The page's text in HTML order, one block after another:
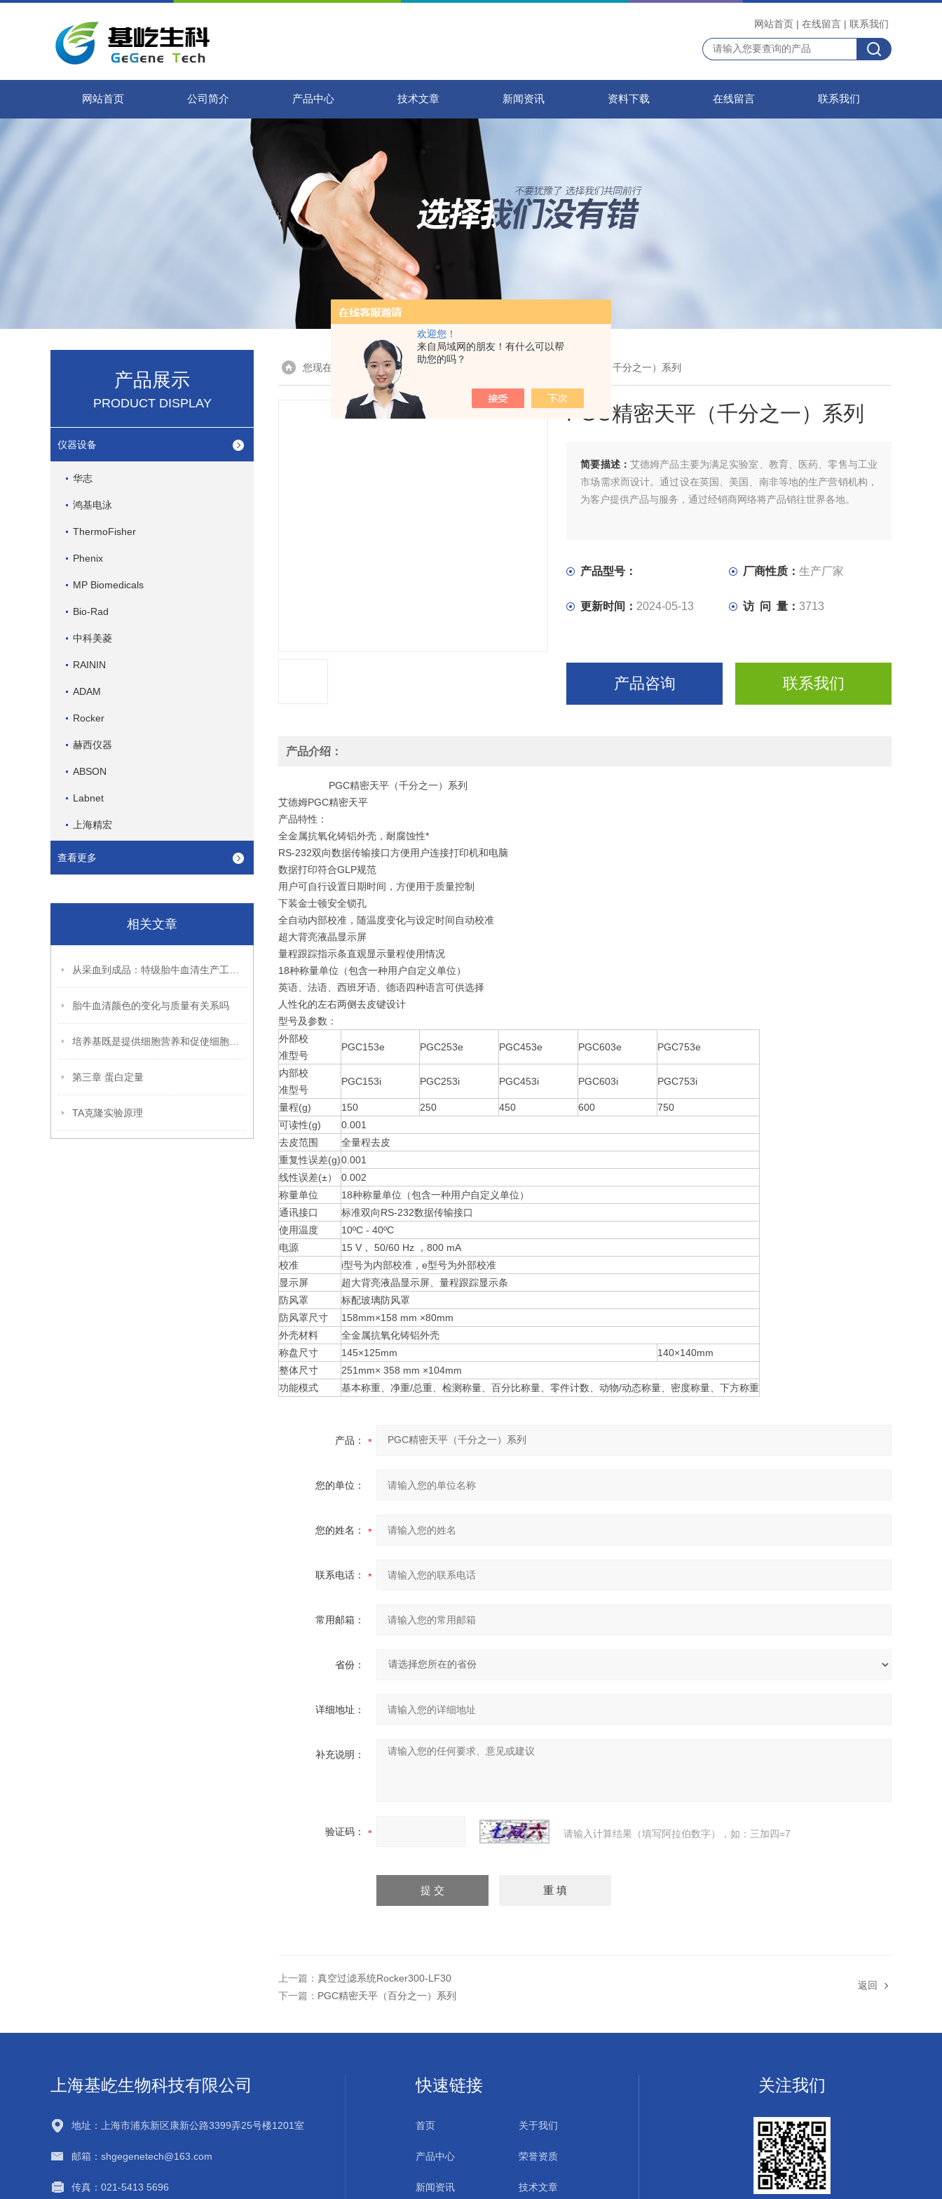
欢迎您！
来自局域网的朋友！有什么可以帮
助您的吗？
网站首页 | 在线留言 | 联系我们
网站首页 公司简介 产品中心 技术文章 新闻资讯 资料下载 在线留言 联系我们
产品展示
PRODUCT DISPLAY
仪器设备
华志
鸿基电泳
ThermoFisher
Phenix
MP Biomedicals
Bio-Rad
中科美菱
RAININ
ADAM
Rocker
赫西仪器
ABSON
Labnet
上海精宏
查看更多
相关文章
胎牛血清颜色的变化与质量有关系吗
第三章 蛋白定量
TA克隆实验原理
您现在的位置：首页> 产品展示 > 仪器设备 > PGC精密天平（千分之一）系列
PGC精密天平（千分之一）系列
简要描述： 艾德姆产品主要为满足实验室、教育、医药、零售与工业
市场需求而设计。通过设在英国、美国、南非等地的生产营销机构，
为客户提供产品与服务，通过经销商网络将产品销往世界各地。
产品型号： 厂商性质：生产厂家
更新时间： 2024-05-13 访 问 量：3713
产品咨询 联系我们
产品介绍：
PGC精密天平（千分之一）系列
艾德姆PGC精密天平
产品特性：
全金属抗氧化铸铝外壳，耐腐蚀性*
RS-232双向数据传输接口方便用户连接打印机和电脑
数据打印符合GLP规范
用户可自行设置日期时间，方便用于质量控制
下装金士顿安全锁孔
全自动内部校准，随温度变化与设定时间自动校准
超大背亮液晶显示屏
量程跟踪指示条直观显示量程使用情况
18种称量单位（包含一种用户自定义单位）
英语、法语、西班牙语、德语四种语言可供选择
人性化的左右两侧去皮键设计
型号及参数：
外部校
准型号
PGC153e PGC253e PGC453e PGC603e PGC753e
内部校
准型号
PGC153i PGC253i PGC453i PGC603i PGC753i
量程(g) 150 250 450 600
750
可读性(g)
0.001
去皮范围
全量程去皮
重复性误差(g)0.001
线性误差(±）
0.002
称量单位
18种称量单位（包含一种用户自定义单位）
通讯接口
标准双向RS-232数据传输接口
使用温度
10ºC - 40ºC
电源
15 V， 50/60 Hz ，800 mA
校准
i型号为内部校准，e型号为外部校准
显示屏
超大背亮液晶显示屏、量程跟踪显示条
防风罩
标配玻璃防风罩
防风罩尺寸
158mm×158 mm ×80mm
外壳材料
全金属抗氧化铸铝外壳
称盘尺寸
145×125mm
140×140mm
整体尺寸
251mm× 358 mm ×104mm
功能模式
基本称重、净重/总重、检测称量、百分比称量、零件计数、动物/动态称量、密度称量、下方称重
产品：
您的单位：
您的姓名：
联系电话：
常用邮箱：
省份：
详细地址：
补充说明：
验证码： 请输入计算结果（填写阿拉伯数字），如：三加四=7
上一篇： 真空过滤系统Rocker300-LF30
下一篇： PGC精密天平（百分之一）系列
返回
上海基屹生物科技有限公司
地址：上海市浦东新区康新公路3399弄25号楼1201室
邮箱：shgegenetech@163.com
传真：021-5413 5696
快速链接
首页 关于我们
产品中心 荣誉资质
新闻资讯 技术文章
关注我们